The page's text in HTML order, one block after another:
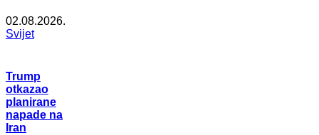
02.08.2026.
Svijet
Trump
otkazao
planirane
napade na
Iran